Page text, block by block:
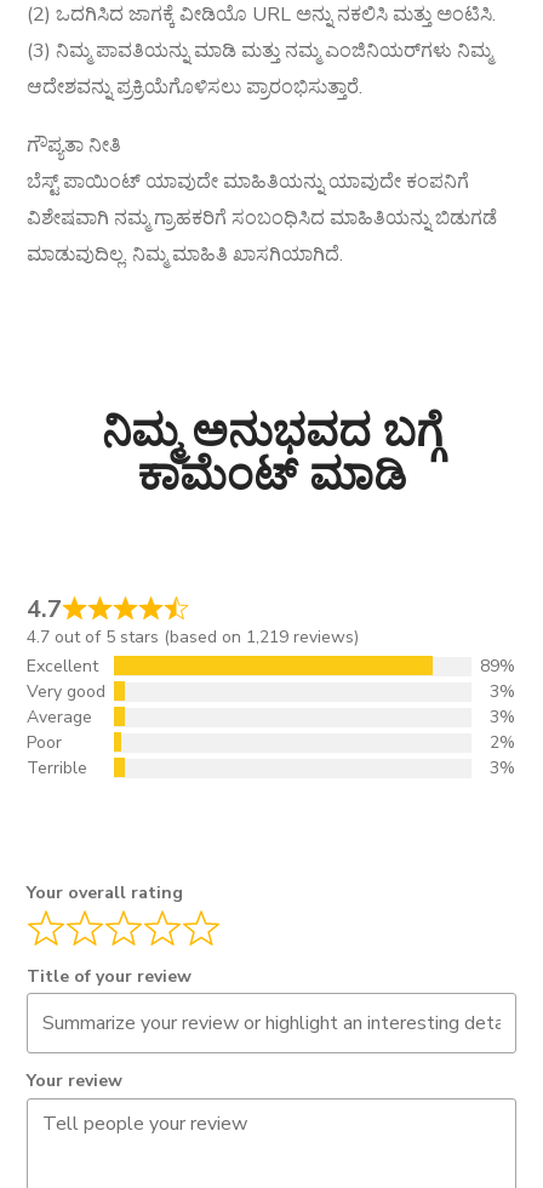
(2) ಒದಗಿಸಿದ ಜಾಗಕ್ಕೆ ವೀಡಿಯೊ URL ಅನ್ನು ನಕಲಿಸಿ ಮತ್ತು ಅಂಟಿಸಿ.
(3) ನಿಮ್ಮ ಪಾವತಿಯನ್ನು ಮಾಡಿ ಮತ್ತು ನಮ್ಮ ಎಂಜಿನಿಯರ್‌ಗಳು ನಿಮ್ಮ
ಆದೇಶವನ್ನು ಪ್ರಕ್ರಿಯೆಗೊಳಿಸಲು ಪ್ರಾರಂಭಿಸುತ್ತಾರೆ.
ಗೌಪ್ಯತಾ ನೀತಿ
ಬೆಸ್ಟ್ ಪಾಯಿಂಟ್ ಯಾವುದೇ ಮಾಹಿತಿಯನ್ನು ಯಾವುದೇ ಕಂಪನಿಗೆ
ವಿಶೇಷವಾಗಿ ನಮ್ಮ ಗ್ರಾಹಕರಿಗೆ ಸಂಬಂಧಿಸಿದ ಮಾಹಿತಿಯನ್ನು ಬಿಡುಗಡೆ
ಮಾಡುವುದಿಲ್ಲ. ನಿಮ್ಮ ಮಾಹಿತಿ ಖಾಸಗಿಯಾಗಿದೆ.
ನಿಮ್ಮ ಅನುಭವದ ಬಗ್ಗೆ
ಕಾಮೆಂಟ್ ಮಾಡಿ
4.7
4.7 out of 5 stars (based on 1,219 reviews)
Excellent
89%
Very good
3%
Average
3%
Poor
2%
Terrible
3%
Your overall rating
Title of your review
Your review